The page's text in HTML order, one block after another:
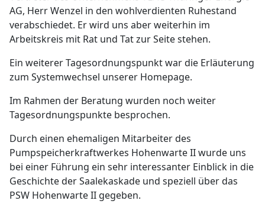
AG, Herr Wenzel in den wohlverdienten Ruhestand
verabschiedet. Er wird uns aber weiterhin im
Arbeitskreis mit Rat und Tat zur Seite stehen.
Ein weiterer Tagesordnungspunkt war die Erläuterung
zum Systemwechsel unserer Homepage.
Im Rahmen der Beratung wurden noch weiter
Tagesordnungspunkte besprochen.
Durch einen ehemaligen Mitarbeiter des
Pumpspeicherkraftwerkes Hohenwarte II wurde uns
bei einer Führung ein sehr interessanter Einblick in die
Geschichte der Saalekaskade und speziell über das
PSW Hohenwarte II gegeben.